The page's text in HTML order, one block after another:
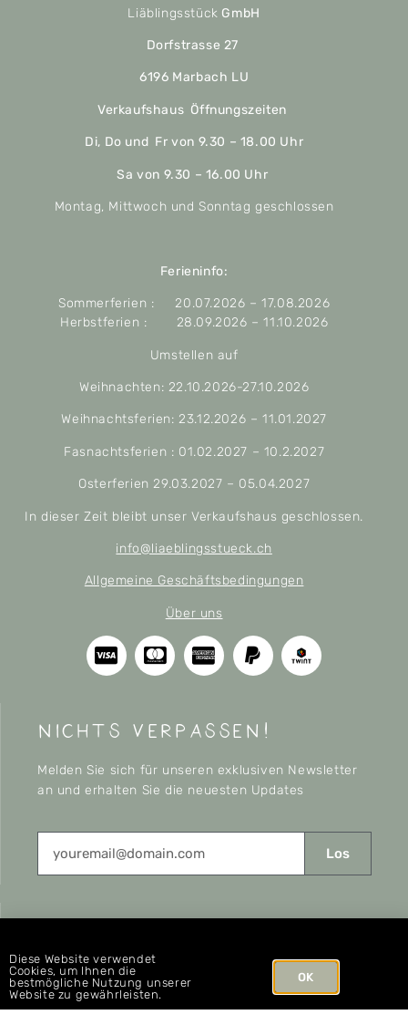
Liäblingsstück GmbH
Dorfstrasse 27
6196 Marbach LU
Verkaufshaus Öffnungszeiten
Di, Do und Fr von 9.30 – 18.00 Uhr
Sa von 9.30 – 16.00 Uhr
Montag, Mittwoch und Sonntag geschlossen
Ferieninfo:
Sommerferien : 20.07.2026 – 17.08.2026
Herbstferien : 28.09.2026 – 11.10.2026
Umstellen auf
Weihnachten: 22.10.2026-27.10.2026
Weihnachtsferien: 23.12.2026 – 11.01.2027
Fasnachtsferien : 01.02.2027 – 10.2.2027
Osterferien 29.03.2027 – 05.04.2027
In dieser Zeit bleibt unser Verkaufshaus geschlossen.
info@liaeblingsstueck.ch
Allgemeine Geschäftsbedingungen
Über uns
nichts verpassen!
Melden Sie sich für unseren exklusiven Newsletter
an und erhalten Sie die neuesten Updates
Los
CONNECT
Diese Website verwendet
Cookies, um Ihnen die
bestmögliche Nutzung unserer
Website zu gewährleisten.
OK